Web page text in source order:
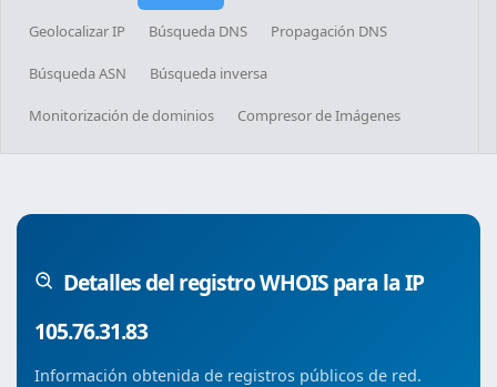
Geolocalizar IP Búsqueda DNS Propagación DNS
Búsqueda ASN Búsqueda inversa
Monitorización de dominios Compresor de Imágenes
Detalles del registro WHOIS para la IP
105.76.31.83
Información obtenida de registros públicos de red.